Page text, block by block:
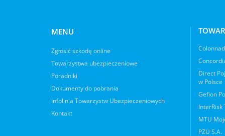
MENU
Zgłosić szkodę online
Towarzystwa ubezpieczeniowe
Poradniki
Dokumenty do pobrania
Infolinia Towarzystw Ubezpieczeniowych
Kontakt
Direct
w Polsce
Gefion
InterRisk
MTU
PZU S.A.